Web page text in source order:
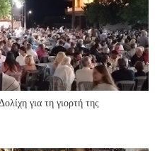
για τη γιορτή της